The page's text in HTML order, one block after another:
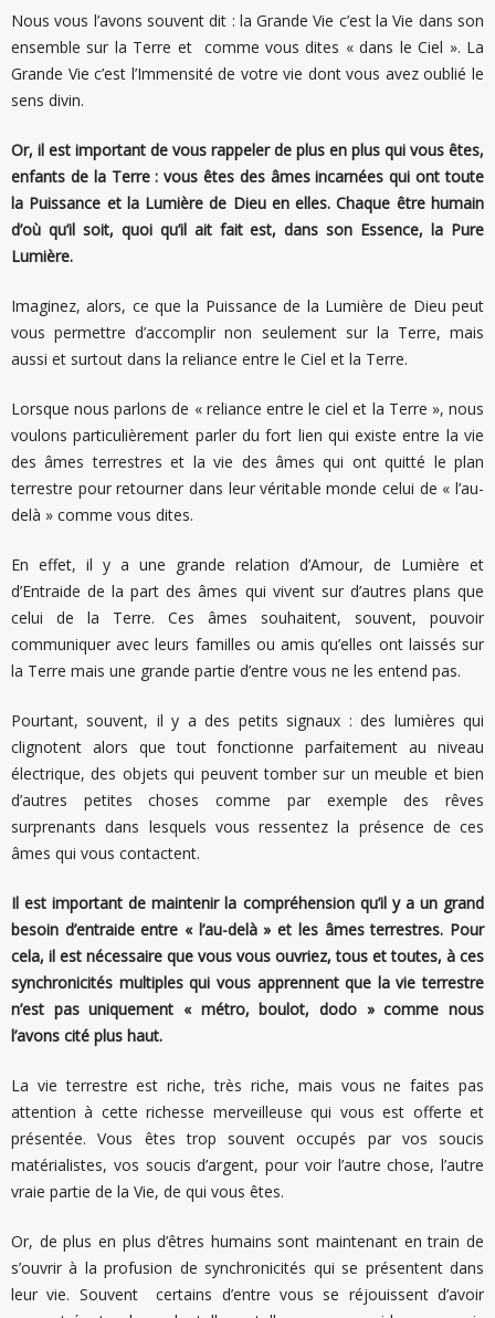
Nous vous l’avons souvent dit : la Grande Vie c’est la Vie dans son
ensemble sur la Terre et comme vous dites « dans le Ciel ». La
Grande Vie c’est l’Immensité de votre vie dont vous avez oublié le
sens divin.
Or, il est important de vous rappeler de plus en plus qui vous êtes,
enfants de la Terre : vous êtes des âmes incarnées qui ont toute
la Puissance et la Lumière de Dieu en elles. Chaque être humain
d’où qu’il soit, quoi qu’il ait fait est, dans son Essence, la Pure
Lumière.
Imaginez, alors, ce que la Puissance de la Lumière de Dieu peut
vous permettre d’accomplir non seulement sur la Terre, mais
aussi et surtout dans la reliance entre le Ciel et la Terre.
Lorsque nous parlons de « reliance entre le ciel et la Terre », nous
voulons particulièrement parler du fort lien qui existe entre la vie
des âmes terrestres et la vie des âmes qui ont quitté le plan
terrestre pour retourner dans leur véritable monde celui de « l’au-
delà » comme vous dites.
En effet, il y a une grande relation d’Amour, de Lumière et
d’Entraide de la part des âmes qui vivent sur d’autres plans que
celui de la Terre. Ces âmes souhaitent, souvent, pouvoir
communiquer avec leurs familles ou amis qu’elles ont laissés sur
la Terre mais une grande partie d’entre vous ne les entend pas.
Pourtant, souvent, il y a des petits signaux : des lumières qui
clignotent alors que tout fonctionne parfaitement au niveau
électrique, des objets qui peuvent tomber sur un meuble et bien
d’autres petites choses comme par exemple des rêves
surprenants dans lesquels vous ressentez la présence de ces
âmes qui vous contactent.
Il est important de maintenir la compréhension qu’il y a un grand
besoin d’entraide entre « l’au-delà » et les âmes terrestres. Pour
cela, il est nécessaire que vous vous ouvriez, tous et toutes, à ces
synchronicités multiples qui vous apprennent que la vie terrestre
n’est pas uniquement « métro, boulot, dodo » comme nous
l’avons cité plus haut.
La vie terrestre est riche, très riche, mais vous ne faites pas
attention à cette richesse merveilleuse qui vous est offerte et
présentée. Vous êtes trop souvent occupés par vos soucis
matérialistes, vos soucis d’argent, pour voir l’autre chose, l’autre
vraie partie de la Vie, de qui vous êtes.
Or, de plus en plus d’êtres humains sont maintenant en train de
s’ouvrir à la profusion de synchronicités qui se présentent dans
leur vie. Souvent certains d’entre vous se réjouissent d’avoir